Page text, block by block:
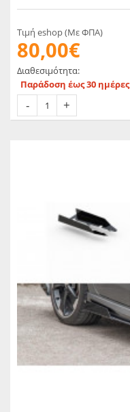
Τιμή eshop (Με ΦΠΑ)
80,00€
Διαθεσιμότητα:
Παράδοση έως 30 ημέρες